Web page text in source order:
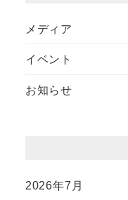
メディア
イベント
お知らせ
2026年7月